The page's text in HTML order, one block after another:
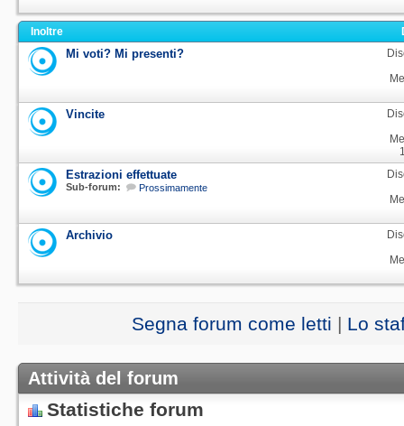
Inoltre
Mi voti? Mi presenti?
Vincite
Estrazioni effettuate
Sub-forum: Prossimamente
Archivio
Segna forum come letti | Lo
Attività del forum
Statistiche forum